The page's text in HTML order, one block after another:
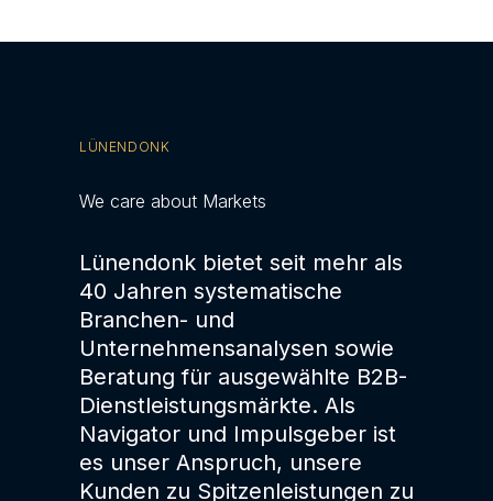
LÜNENDONK
We care about Markets
Lünendonk bietet seit mehr als
40 Jahren systematische
Branchen- und
Unternehmensanalysen sowie
Beratung für ausgewählte B2B-
Dienstleistungsmärkte. Als
Navigator und Impulsgeber ist
es unser Anspruch, unsere
Kunden zu Spitzenleistungen zu